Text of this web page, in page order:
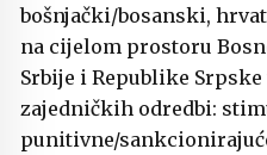
bošnjački/bosanski,
na cijelom prostoru
Srbije i Republike
zajedničkih odredbi:
punitivne/